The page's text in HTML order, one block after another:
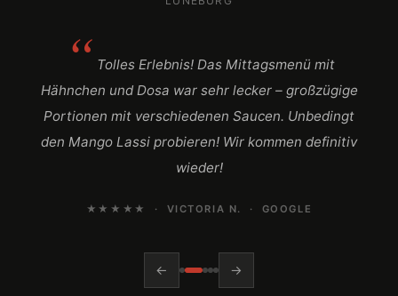
Tolles Erlebnis! Das Mittagsmenü mit
Hähnchen und Dosa war sehr lecker – großzügige
Portionen mit verschiedenen Saucen. Unbedingt
den Mango Lassi probieren! Wir kommen definitiv
wieder!
★★★★★ · VICTORIA N. · GOOGLE
← →